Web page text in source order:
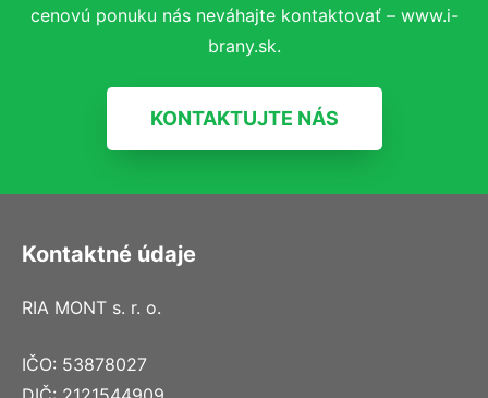
cenovú ponuku nás neváhajte kontaktovať – www.i-
brany.sk.
KONTAKTUJTE NÁS
Kontaktné údaje
RIA MONT s. r. o.
IČO: 53878027